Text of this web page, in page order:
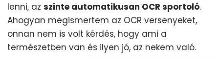
lenni, az szinte automatikusan OCR sportoló.
Ahogyan megismertem az OCR versenyeket,
onnan nem is volt kérdés, hogy ami a
természetben van és ilyen jó, az nekem való.